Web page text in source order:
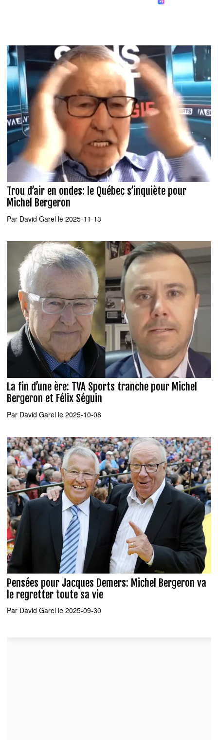
Trou d’air en ondes: le Québec s’inquiète pour
Michel Bergeron
Par David Garel le 2025-11-13
La fin d’une ère: TVA Sports tranche pour Michel
Bergeron et Félix Séguin
Par David Garel le 2025-10-08
Pensées pour Jacques Demers: Michel Bergeron va
le regretter toute sa vie
Par David Garel le 2025-09-30